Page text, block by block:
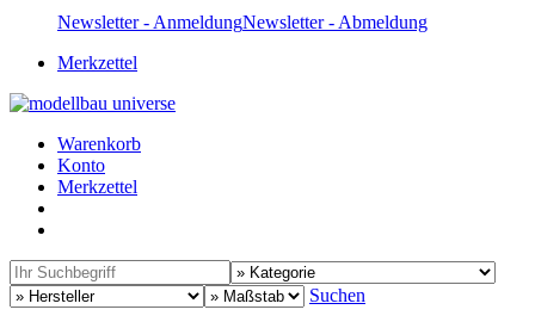
Newsletter - AnmeldungNewsletter - Abmeldung
Merkzettel
Warenkorb
Konto
Merkzettel
Suchen